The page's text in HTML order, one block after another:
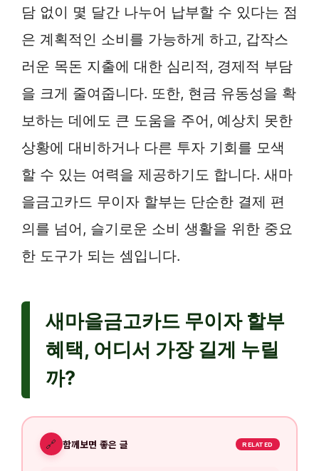
담 없이 몇 달간 나누어 납부할 수 있다는 점
은 계획적인 소비를 가능하게 하고, 갑작스
러운 목돈 지출에 대한 심리적, 경제적 부담
을 크게 줄여줍니다. 또한, 현금 유동성을 확
보하는 데에도 큰 도움을 주어, 예상치 못한
상황에 대비하거나 다른 투자 기회를 모색
할 수 있는 여력을 제공하기도 합니다. 새마
을금고카드 무이자 할부는 단순한 결제 편
의를 넘어, 슬기로운 소비 생활을 위한 중요
한 도구가 되는 셈입니다.
새마을금고카드 무이자 할부
혜택, 어디서 가장 길게 누릴
까?
🔗 함께보면 좋은 글 RELATED